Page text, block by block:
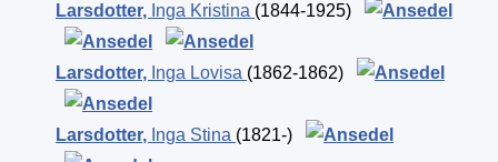
Larsdotter, Inga Kristina (1844-1925)
Larsdotter, Inga Lovisa (1862-1862)
Larsdotter, Inga Stina (1821-)